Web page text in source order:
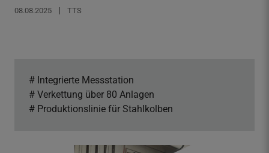
08.08.2025 TTS
# Integrierte Messstation
# Verkettung über 80 Anlagen
# Produktionslinie für Stahlkolben